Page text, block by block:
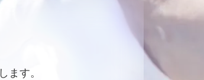
ます。